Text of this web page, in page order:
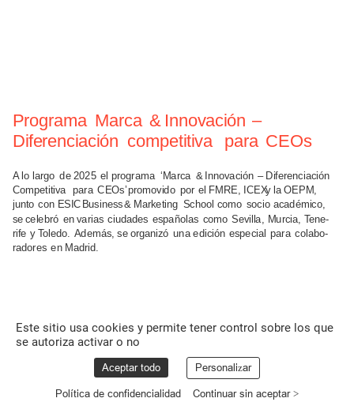
Este sitio usa cookies y permite tener control sobre los que
se autoriza activar o no
Aceptar todo Personalizar
Política de confidencialidad Continuar sin aceptar >
Programa Marca & Innovación –
Diferenciación competitiva para CEOs
A lo largo de 2025 el programa ‘Marca & Innovación – Diferenciación
Competitiva para CEOs’promovido por el FMRE, ICEXy la OEPM,
junto con ESIC Business& Marketing School como socio académico,
se celebró en varias ciudades españolas como Sevilla, Murcia, Tene-
rife y Toledo. Además, se organizó una edición especial para colabo-
radores en Madrid.